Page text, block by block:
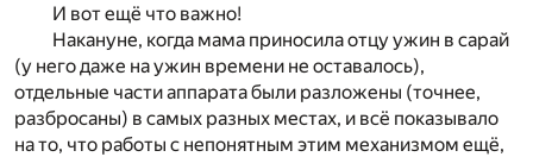
И вот ещё что важно!
Накануне, когда мама приносила отцу ужин в сарай
(у него даже на ужин времени не оставалось),
отдельные части аппарата были разложены (точнее,
разбросаны) в самых разных местах, и всё показывало
на то, что работы с непонятным этим механизмом ещё,